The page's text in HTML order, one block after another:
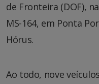
de Fronteira (DOF),
MS-164, em Ponta
Hórus.
Ao todo, nove